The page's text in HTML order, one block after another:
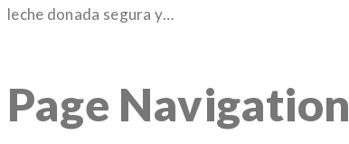
leche donada segura y…
Page Navigation